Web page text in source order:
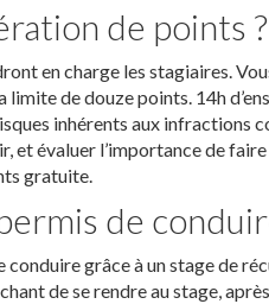
de points ?
en charge les stagiaires.
de douze points. 14h
inhérents aux infractions
évaluer l’importance de
gratuite.
de
grâce à un stage de
de se rendre au stage,